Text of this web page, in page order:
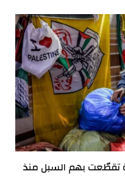
تقطّعت بهم السبل منذ